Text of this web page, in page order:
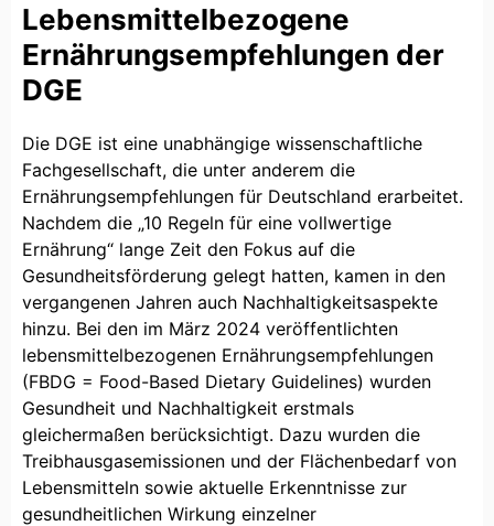
Lebensmittelbezogene
Ernährungsempfehlungen der
DGE
Die DGE ist eine unabhängige wissenschaftliche
Fachgesellschaft, die unter anderem die
Ernährungsempfehlungen für Deutschland erarbeitet.
Nachdem die „10 Regeln für eine vollwertige
Ernährung“ lange Zeit den Fokus auf die
Gesundheitsförderung gelegt hatten, kamen in den
vergangenen Jahren auch Nachhaltigkeitsaspekte
hinzu. Bei den im März 2024 veröffentlichten
lebensmittelbezogenen Ernährungsempfehlungen
(FBDG = Food-Based Dietary Guidelines) wurden
Gesundheit und Nachhaltigkeit erstmals
gleichermaßen berücksichtigt. Dazu wurden die
Treibhausgasemissionen und der Flächenbedarf von
Lebensmitteln sowie aktuelle Erkenntnisse zur
gesundheitlichen Wirkung einzelner